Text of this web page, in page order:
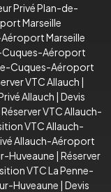
Privé Plan-de-
Marseille
Marseille
Cuques-Aéroport
Cuques-Aéroport
VTC Allauch |
Allauch | Devis
Réserver VTC Allauch-
VTC Allauch-
Allauch-Aéroport
Huveaune | Réserver
VTC La Penne-
Huveaune | Devis